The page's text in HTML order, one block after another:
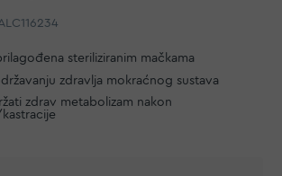
steriliziranim mačkama
zdravlja mokraćnog sustava
zdrav metabolizam nakon